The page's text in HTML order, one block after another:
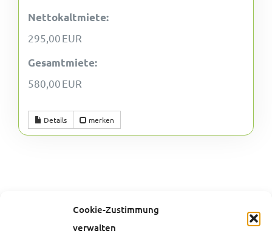
Cookie-Zustimmung
verwalten
Nettokaltmiete:
295,00 EUR
Gesamtmiete:
580,00 EUR
Details merken
38 Ergebnisse